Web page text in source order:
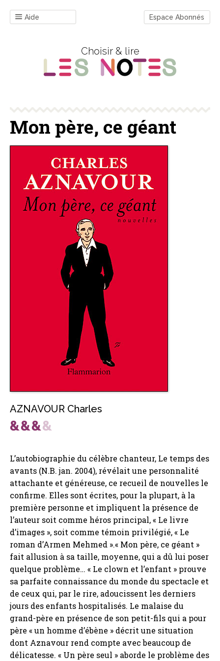
Aide Espace Abonnés
Choisir & lire
Mon père, ce géant
AZNAVOUR Charles
L’autobiographie du célèbre chanteur, Le temps des
avants (N.B. jan. 2004), révélait une personnalité
attachante et généreuse, ce recueil de nouvelles le
confirme. Elles sont écrites, pour la plupart, à la
première personne et impliquent la présence de
l’auteur soit comme héros principal, « Le livre
d’images », soit comme témoin privilégié, « Le
roman d’Armen Mehmed ».« Mon père, ce géant »
fait allusion à sa taille, moyenne, qui a dû lui poser
quelque problème… « Le clown et l’enfant » prouve
sa parfaite connaissance du monde du spectacle et
de ceux qui, par le rire, adoucissent les derniers
jours des enfants hospitalisés. Le malaise du
grand-père en présence de son petit-fils qui a pour
père « un homme d’ébène » décrit une situation
dont Aznavour rend compte avec beaucoup de
délicatesse. « Un père seul » aborde le problème des